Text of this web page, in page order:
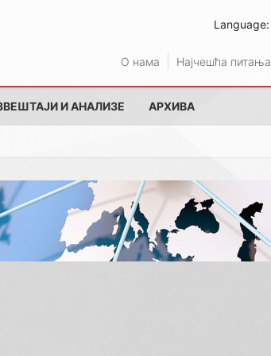
Language:
О нама Најчешћа питања
И АНАЛИЗЕ АРХИВА